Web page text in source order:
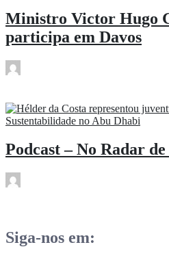
Ministro Victor Hugo
participa em Davos
Podcast – No Radar
Siga-nos em: